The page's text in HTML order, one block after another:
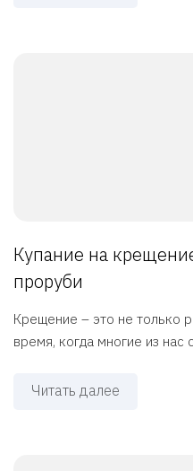
Купание на
проруби
Крещение – это не только
время, когда многие из нас
Читать далее